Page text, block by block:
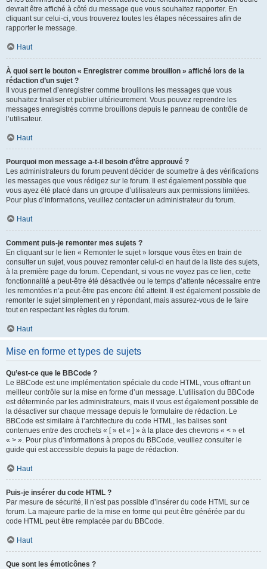
devrait être affiché à côté du message que vous souhaitez rapporter. En
cliquant sur celui-ci, vous trouverez toutes les étapes nécessaires afin de
rapporter le message.
Haut
À quoi sert le bouton « Enregistrer comme brouillon » affiché lors de la
rédaction d’un sujet ?
Il vous permet d’enregistrer comme brouillons les messages que vous
souhaitez finaliser et publier ultérieurement. Vous pouvez reprendre les
messages enregistrés comme brouillons depuis le panneau de contrôle de
l’utilisateur.
Haut
Pourquoi mon message a-t-il besoin d’être approuvé ?
Les administrateurs du forum peuvent décider de soumettre à des vérifications
les messages que vous rédigez sur le forum. Il est également possible que
vous ayez été placé dans un groupe d’utilisateurs aux permissions limitées.
Pour plus d’informations, veuillez contacter un administrateur du forum.
Haut
Comment puis-je remonter mes sujets ?
En cliquant sur le lien « Remonter le sujet » lorsque vous êtes en train de
consulter un sujet, vous pouvez remonter celui-ci en haut de la liste des sujets,
à la première page du forum. Cependant, si vous ne voyez pas ce lien, cette
fonctionnalité a peut-être été désactivée ou le temps d’attente nécessaire entre
les remontées n’a peut-être pas encore été atteint. Il est également possible de
remonter le sujet simplement en y répondant, mais assurez-vous de le faire
tout en respectant les règles du forum.
Haut
Mise en forme et types de sujets
Qu’est-ce que le BBCode ?
Le BBCode est une implémentation spéciale du code HTML, vous offrant un
meilleur contrôle sur la mise en forme d’un message. L’utilisation du BBCode
est déterminée par les administrateurs, mais il vous est également possible de
la désactiver sur chaque message depuis le formulaire de rédaction. Le
BBCode est similaire à l’architecture du code HTML, les balises sont
contenues entre des crochets « [ » et « ] » à la place des chevrons « < » et
« > ». Pour plus d’informations à propos du BBCode, veuillez consulter le
guide qui est accessible depuis la page de rédaction.
Haut
Puis-je insérer du code HTML ?
Par mesure de sécurité, il n’est pas possible d’insérer du code HTML sur ce
forum. La majeure partie de la mise en forme qui peut être générée par du
code HTML peut être remplacée par du BBCode.
Haut
Que sont les émoticônes ?